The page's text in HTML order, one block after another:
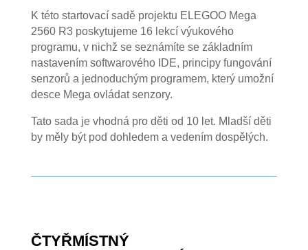
K této startovací sadě projektu ELEGOO Mega
2560 R3 poskytujeme 16 lekcí výukového
programu, v nichž se seznámíte se základním
nastavením softwarového IDE, principy fungování
senzorů a jednoduchým programem, který umožní
desce Mega ovládat senzory.
Tato sada je vhodná pro děti od 10 let. Mladší děti
by měly být pod dohledem a vedením dospělých.
ČTYŘMÍSTNÝ